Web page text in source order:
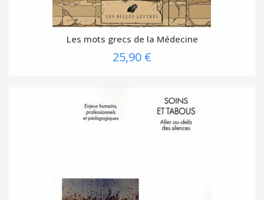
Les mots grecs de la Médecine
25,90 €